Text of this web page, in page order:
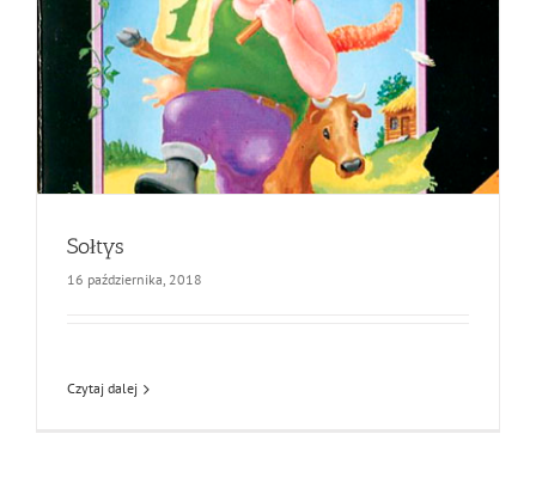
Sołtys
16 października, 2018
Czytaj dalej